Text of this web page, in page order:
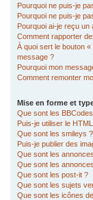
Pourquoi ne puis-je
Pourquoi ne puis-je
Pourquoi ai-je reçu un
Comment rapporter
À quoi sert le bouton
message ?
Pourquoi mon
Comment remonter
Mise en forme et
Que sont les
Puis-je utiliser le
Que sont les smileys ?
Puis-je publier des
Que sont les
Que sont les
Que sont les post-it ?
Que sont les sujets
Que sont les icônes